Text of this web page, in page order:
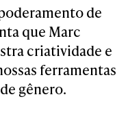
de
que Marc
criatividade e
ferramentas
gênero.